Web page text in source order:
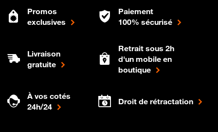
Promos
exclusives
Paiement
100% sécurisé
Livraison
gratuite
Retrait sous 2h
d'un mobile en
boutique
À vos cotés
24h/24
Droit de rétractation